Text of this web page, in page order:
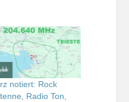
notiert: Rock
Radio Ton,